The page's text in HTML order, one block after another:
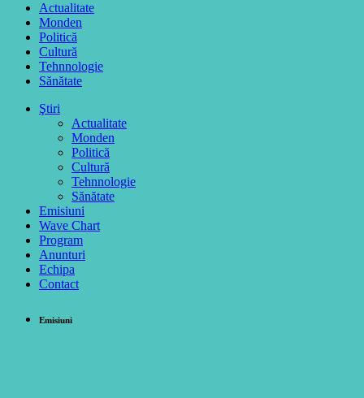
Actualitate
Monden
Politică
Cultură
Tehnnologie
Sănătate
Ştiri
Actualitate
Monden
Politică
Cultură
Tehnnologie
Sănătate
Emisiuni
Wave Chart
Program
Anunturi
Echipa
Contact
Emisiuni